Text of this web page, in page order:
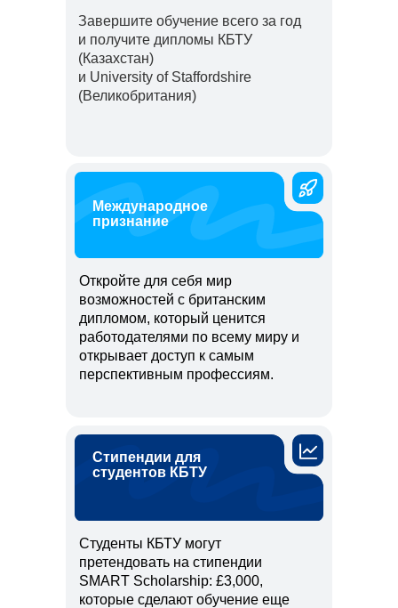
Откройте для себя мир
возможностей с британским
дипломом, который ценится
работодателями по всему миру и
открывает доступ к самым
перспективным профессиям.
Международное
признание
Завершите обучение всего за год
и получите дипломы КБТУ
(Казахстан)
и University of Staffordshire
(Великобритания)
Студенты КБТУ могут
претендовать на стипендии
SMART Scholarship: £3,000,
которые сделают обучение еще
Стипендии для
студентов КБТУ